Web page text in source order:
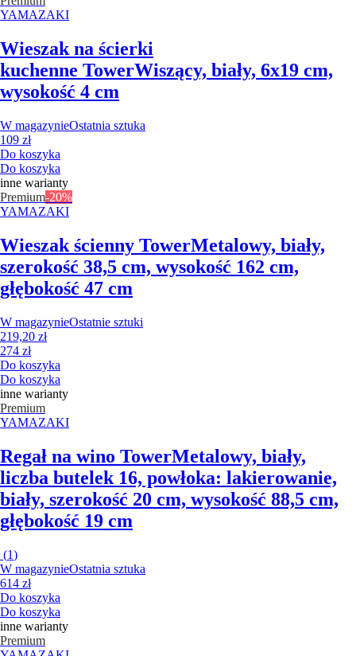
YAMAZAKI
Wieszak na ścierki
kuchenne TowerWiszący, biały, 6x19 cm,
wysokość 4 cm
W magazynieOstatnia sztuka
109 zł
Do koszyka
Do koszyka
inne warianty
Premium-20%
YAMAZAKI
Wieszak ścienny TowerMetalowy, biały,
szerokość 38,5 cm, wysokość 162 cm,
głębokość 47 cm
W magazynieOstatnie sztuki
219,20 zł
274 zł
Do koszyka
Do koszyka
inne warianty
Premium
YAMAZAKI
Regał na wino TowerMetalowy, biały,
liczba butelek 16, powłoka: lakierowanie,
biały, szerokość 20 cm, wysokość 88,5 cm,
głębokość 19 cm
(1)
W magazynieOstatnia sztuka
614 zł
Do koszyka
Do koszyka
inne warianty
Premium